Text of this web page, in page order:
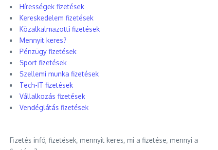
Hírességek fizetések
Kereskedelem fizetések
Közalkalmazotti fizetések
Mennyit keres?
Pénzügy fizetések
Sport fizetések
Szellemi munka fizetések
Tech-IT fizetések
Vállalkozás fizetések
Vendéglátás fizetések
Fizetés infó, fizetések, mennyit keres, mi a fizetése, mennyi a